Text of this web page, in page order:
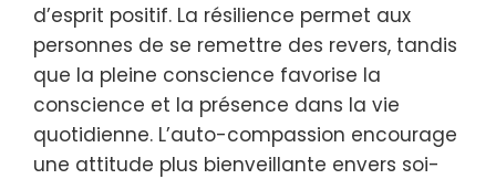
d’esprit positif. La résilience permet aux
personnes de se remettre des revers, tandis
que la pleine conscience favorise la
conscience et la présence dans la vie
quotidienne. L’auto-compassion encourage
une attitude plus bienveillante envers soi-